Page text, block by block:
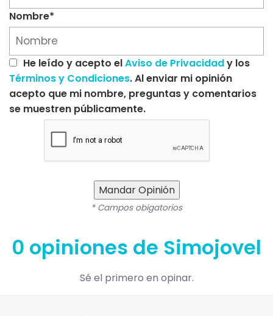
Nombre*
He leído y acepto elAviso de Privacidady los
Términos y Condiciones. Al enviar mi opinión
acepto que mi nombre, preguntas y comentarios
se muestren públicamente.
Mandar Opinión
* Campos obigatorios
0 opiniones de Simojovel
Sé el primero en opinar.